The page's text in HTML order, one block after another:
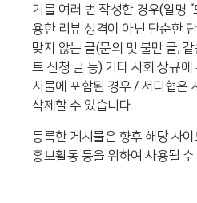
기를 여러 번 작성한 경우(일명
용한 리뷰 성격이 아닌 단순한
맞지 않는 글(문의 및 불만 글,
트 신청 글 등) 기타 사회 상규에
시물에 포함된 경우 / 서디협은
삭제할 수 있습니다.
등록한 게시물은 향후 해당 사
홍보활동 등을 위하여 사용될